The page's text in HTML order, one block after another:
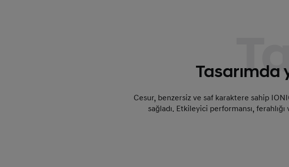
Tasarımda
Cesur, benzersiz ve saf karaktere sahip
sağladı. Etkileyici performansı,